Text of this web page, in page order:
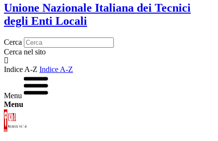
Unione Nazionale Italiana dei Tecnici
degli Enti Locali
Cerca
Cerca nel sito
Indice A-Z Indice A-Z
Menu
Menu